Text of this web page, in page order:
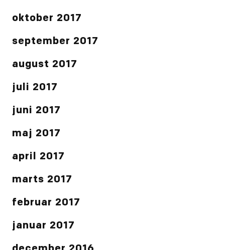
oktober 2017
september 2017
august 2017
juli 2017
juni 2017
maj 2017
april 2017
marts 2017
februar 2017
januar 2017